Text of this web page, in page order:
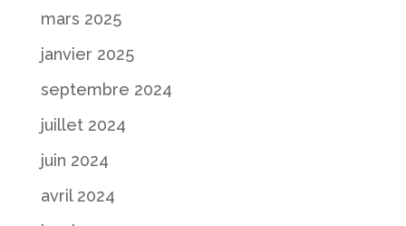
mars 2025
janvier 2025
septembre 2024
juillet 2024
juin 2024
avril 2024